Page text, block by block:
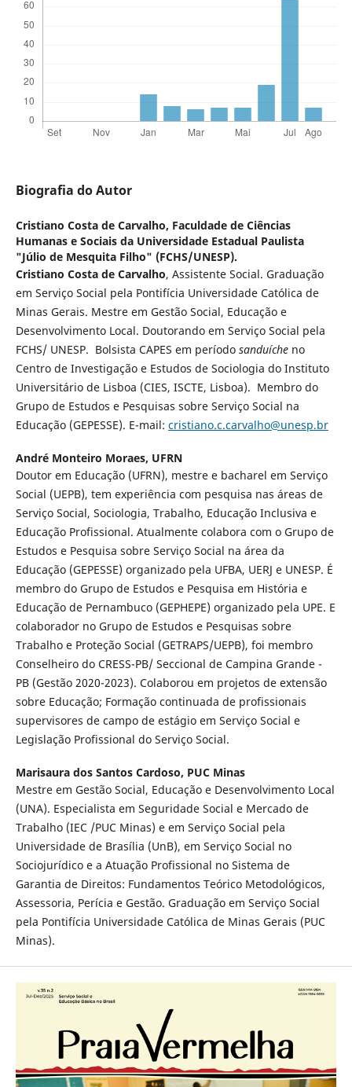
Biografia do Autor
Cristiano Costa de Carvalho, Faculdade de Ciências
Humanas e Sociais da Universidade Estadual Paulista
"Júlio de Mesquita Filho" (FCHS/UNESP).
Cristiano Costa de Carvalho, Assistente Social. Graduação
em Serviço Social pela Pontifícia Universidade Católica de
Minas Gerais. Mestre em Gestão Social, Educação e
Desenvolvimento Local. Doutorando em Serviço Social pela
FCHS/ UNESP. Bolsista CAPES em período sanduícheno
Centro de Investigação e Estudos de Sociologia do Instituto
Universitário de Lisboa (CIES, ISCTE, Lisboa). Membro do
Grupo de Estudos e Pesquisas sobre Serviço Social na
Educação (GEPESSE). E-mail: cristiano.c.carvalho@unesp.br
André Monteiro Moraes, UFRN
Doutor em Educação (UFRN), mestre e bacharel em Serviço
Social (UEPB), tem experiência com pesquisa nas áreas de
Serviço Social, Sociologia, Trabalho, Educação Inclusiva e
Educação Profissional. Atualmente colabora com o Grupo de
Estudos e Pesquisa sobre Serviço Social na área da
Educação (GEPESSE) organizado pela UFBA, UERJ e UNESP. É
membro do Grupo de Estudos e Pesquisa em História e
Educação de Pernambuco (GEPHEPE) organizado pela UPE. E
colaborador no Grupo de Estudos e Pesquisas sobre
Trabalho e Proteção Social (GETRAPS/UEPB), foi membro
Conselheiro do CRESS-PB/ Seccional de Campina Grande -
PB (Gestão 2020-2023). Colaborou em projetos de extensão
sobre Educação; Formação continuada de profissionais
supervisores de campo de estágio em Serviço Social e
Legislação Profissional do Serviço Social.
Marisaura dos Santos Cardoso, PUC Minas
Mestre em Gestão Social, Educação e Desenvolvimento Local
(UNA). Especialista em Seguridade Social e Mercado de
Trabalho (IEC /PUC Minas) e em Serviço Social pela
Universidade de Brasília (UnB), em Serviço Social no
Sociojurídico e a Atuação Profissional no Sistema de
Garantia de Direitos: Fundamentos Teórico Metodológicos,
Assessoria, Perícia e Gestão. Graduação em Serviço Social
pela Pontifícia Universidade Católica de Minas Gerais (PUC
Minas).